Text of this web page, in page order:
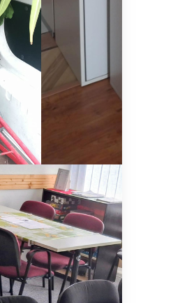
pre všetkých.